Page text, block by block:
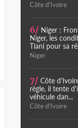
Côte d'Ivoire
6/ Niger :
Niger, les
Tiani pour sa
Niger
7/ Côte
règle, il tente
véhicule dan...
Côte d'Ivoire